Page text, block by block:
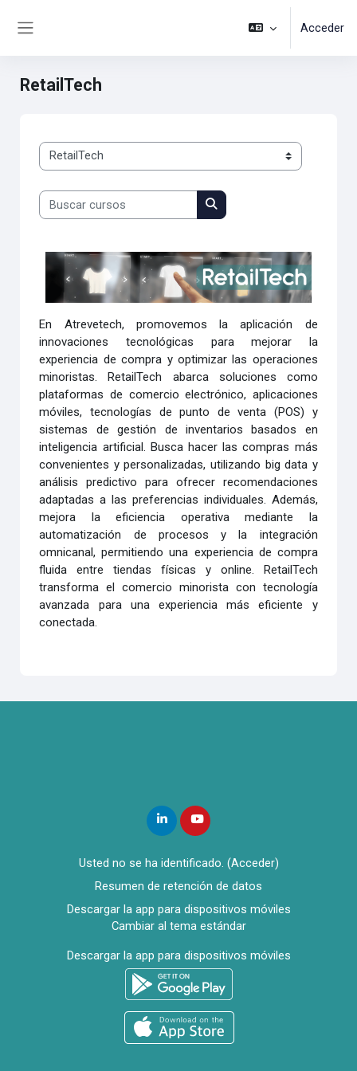
Acceder
RetailTech
Categorías
Buscar cursos
Buscar cursos
En Atrevetech, promovemos la aplicación de
innovaciones tecnológicas para mejorar la
experiencia de compra y optimizar las operaciones
minoristas. RetailTech abarca soluciones como
plataformas de comercio electrónico, aplicaciones
móviles, tecnologías de punto de venta (POS) y
sistemas de gestión de inventarios basados en
inteligencia artificial. Busca hacer las compras más
convenientes y personalizadas, utilizando big data y
análisis predictivo para ofrecer recomendaciones
adaptadas a las preferencias individuales. Además,
mejora la eficiencia operativa mediante la
automatización de procesos y la integración
omnicanal, permitiendo una experiencia de compra
fluida entre tiendas físicas y online. RetailTech
transforma el comercio minorista con tecnología
avanzada para una experiencia más eficiente y
conectada.
Usted no se ha identificado. (Acceder)
Resumen de retención de datos
Descargar la app para dispositivos móviles
Cambiar al tema estándar
Descargar la app para dispositivos móviles